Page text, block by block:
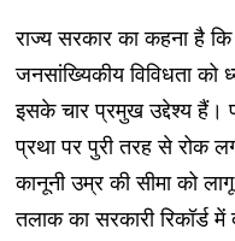
राज्य सरकार का कहना है
जनसांख्यिकीय विविधता को
इसके चार प्रमुख उद्देश्य हैं।
प्रथा पर पुरी तरह से रोक
कानूनी उम्र की सीमा को
तलाक का सरकारी रिकॉर्ड में